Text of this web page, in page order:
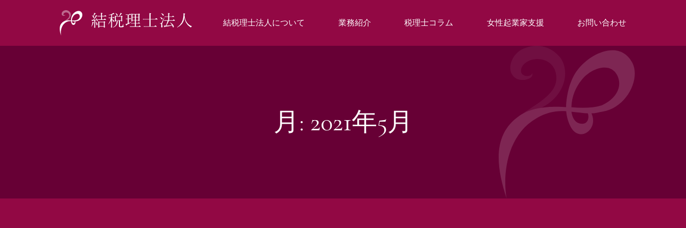
結税理士法人について 業務紹介 税理士コラム 女性起業家支援 お問い合わせ
月: 2021年5月